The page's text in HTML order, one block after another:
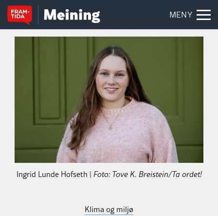
MENY
Ingrid Lunde Hofseth | Foto: Tove K. Breistein/Ta ordet!
Klima og miljø